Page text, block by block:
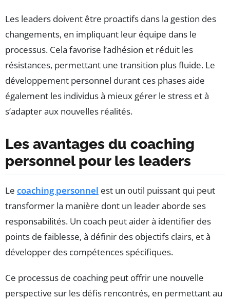
Les leaders doivent être proactifs dans la gestion des
changements, en impliquant leur équipe dans le
processus. Cela favorise l’adhésion et réduit les
résistances, permettant une transition plus fluide. Le
développement personnel durant ces phases aide
également les individus à mieux gérer le stress et à
s’adapter aux nouvelles réalités.
Les avantages du coaching
personnel pour les leaders
Le coaching personnel est un outil puissant qui peut
transformer la manière dont un leader aborde ses
responsabilités. Un coach peut aider à identifier des
points de faiblesse, à définir des objectifs clairs, et à
développer des compétences spécifiques.
Ce processus de coaching peut offrir une nouvelle
perspective sur les défis rencontrés, en permettant au